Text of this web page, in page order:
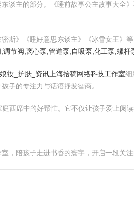
谈主的部分。《睡前故事公主故事大全
斯》《睡好意思东谈主》《冰雪女王》等
调节阀,离心泵,管道泵,自吸泵,化工泵,螺杆
妆_护肤_资讯 上海拾稿网络科技工作室细
子的专注力与话语抒发智商。
西席中的好帮忙。它不仅让孩子爱上阅
，陪孩子走进书香的寰宇，开启一段关注